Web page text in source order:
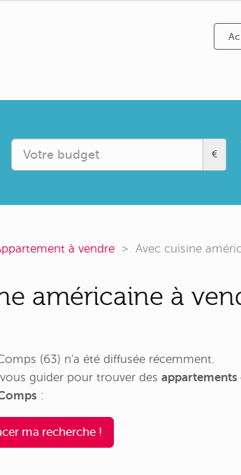
€
à vendre Avec cuisine
américaine à
(63) n'a été diffusée récemment.
guider pour trouver des appartements
:
ma recherche !